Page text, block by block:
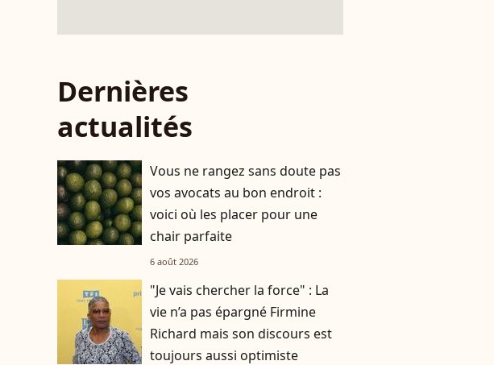
Dernières
actualités
Vous ne rangez sans doute pas
vos avocats au bon endroit :
voici où les placer pour une
chair parfaite
6 août 2026
"Je vais chercher la force" : La
vie n’a pas épargné Firmine
Richard mais son discours est
toujours aussi optimiste